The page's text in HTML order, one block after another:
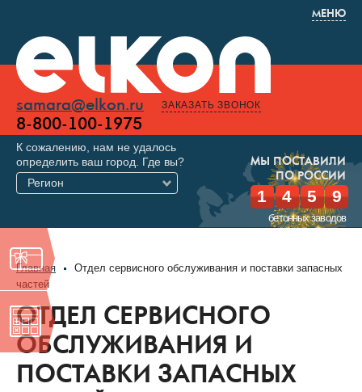
МЕНЮ
samara@elkon.ru
8-800-100-1975
ЗАКАЗАТЬ ЗВОНОК
МЫ ПОСТАВИЛИ
ПО РОССИИ
1 4 5 9
бетонных заводов
К сожалению, нам не удалось
определить ваш город. Где вы?
Регион
Главная
Отдел сервисного обслуживания и поставки запасных
частей
ОТДЕЛ СЕРВИСНОГО
ОБСЛУЖИВАНИЯ И
ПОСТАВКИ ЗАПАСНЫХ